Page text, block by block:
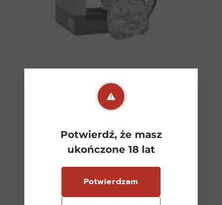
Potwierdź, że masz
ukończone 18 lat
Potwierdzam
Crystal Head Vodka Czaszka
0,7l 40%
Dowiedz się więcej